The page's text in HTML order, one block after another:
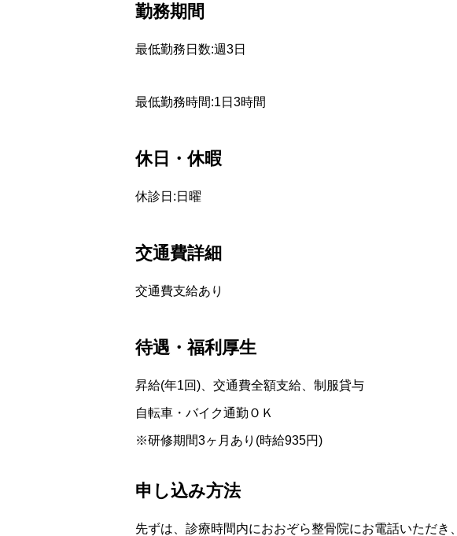
勤務期間
最低勤務日数:週3日
最低勤務時間:1日3時間
休日・休暇
休診日:日曜
交通費詳細
交通費支給あり
待遇・福利厚生
昇給(年1回)、交通費全額支給、制服貸与
自転車・バイク通勤ＯＫ
※研修期間3ヶ月あり(時給935円)
申し込み方法
先ずは、診療時間内におおぞら整骨院にお電話いただき、